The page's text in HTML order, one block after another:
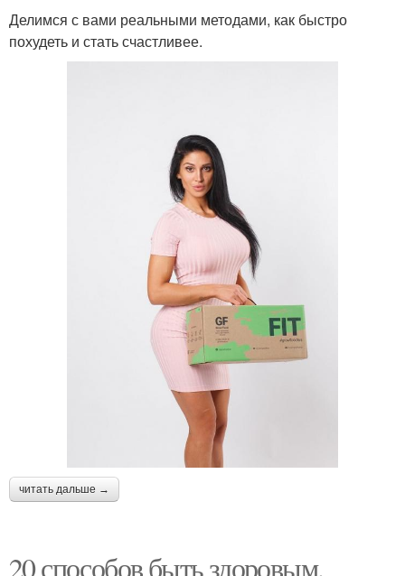
Делимся с вами реальными методами, как быстро
похудеть и стать счастливее.
читать дальше →
20 способов быть здоровым.